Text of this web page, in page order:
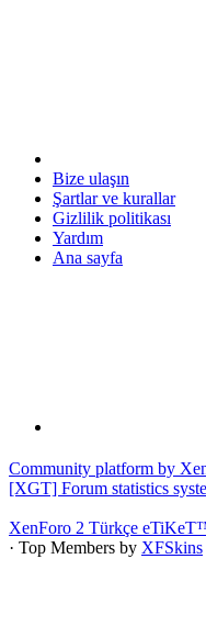
Bize ulaşın
Şartlar ve kurallar
Gizlilik politikası
Yardım
Ana sayfa
Community platform by
[XGT] Forum statistics
XenForo 2 Türkçe
· Top Members by XFSkins